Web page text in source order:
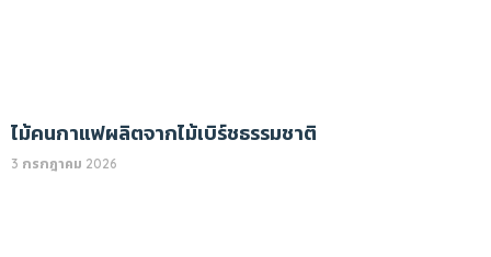
ไม้คนกาแฟผลิตจากไม้เบิร์ชธรรมชาติ
3 กรกฎาคม 2026